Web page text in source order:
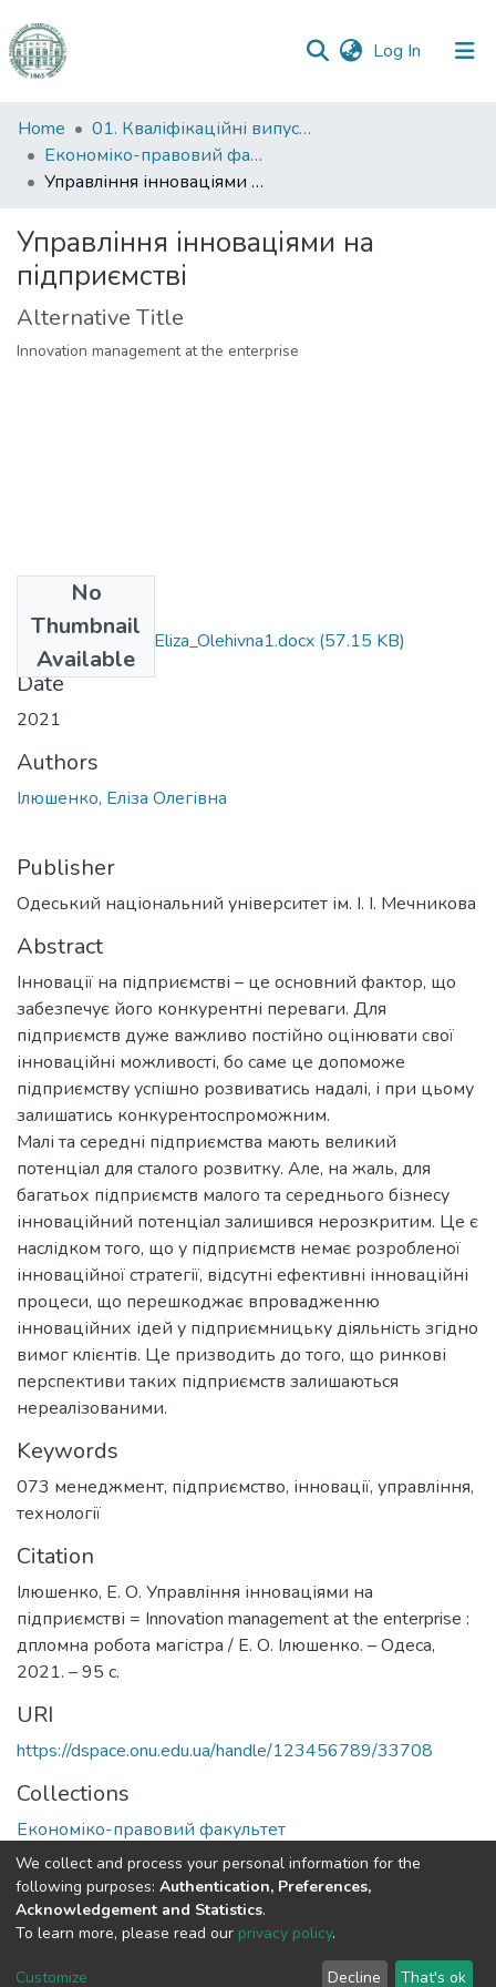
Log In (current)
Communities
&
Collections
Statistics
Home
01. Кваліфікаційні випускні роботи здобувачів вищої освіти
Економіко-правовий факультет
Управління інноваціями на підприємстві
Управління інноваціями на
підприємстві
Alternative Title
Innovation management at the enterprise
No
Thumbnail
Available
073_Ilyushenko_ Eliza_Olehivna1.docx (57.15 KB)
Date
2021
Authors
Ілюшенко, Еліза Олегівна
Publisher
Одеський національний університет ім. І. І. Мечникова
Abstract
Інновації на підприємстві – це основний фактор, що
забезпечує його конкурентні переваги. Для
підприємств дуже важливо постійно оцінювати свої
інноваційні можливості, бо саме це допоможе
підприємству успішно розвиватись надалі, і при цьому
залишатись конкурентоспроможним.
Малі та середні підприємства мають великий
потенціал для сталого розвитку. Але, на жаль, для
багатьох підприємств малого та середнього бізнесу
інноваційний потенціал залишився нерозкритим. Це є
наслідком того, що у підприємств немає розробленої
інноваційної стратегії, відсутні ефективні інноваційні
процеси, що перешкоджає впровадженню
інноваційних ідей у підприємницьку діяльність згідно
вимог клієнтів. Це призводить до того, що ринкові
перспективи таких підприємств залишаються
нереалізованими.
Keywords
073 менеджмент, підприємство, інновації, управління,
технології
Citation
Ілюшенко, Е. О. Управління інноваціями на
підприємстві = Innovation management at the enterprise :
дпломна робота магістра / Е. О. Ілюшенко. – Одеса,
2021. – 95 с.
URI
https://dspace.onu.edu.ua/handle/123456789/33708
Collections
Економіко-правовий факультет
Full item page
DSpace software copyright © 2009-2026
Cookie
End User
Send
We collect and process your personal information for the
following purposes: Authentication, Preferences,
Acknowledgement and Statistics.
To learn more, please read our privacy policy.
Customize Decline That's ok